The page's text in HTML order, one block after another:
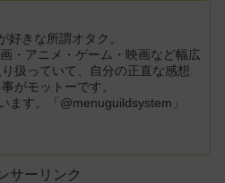
好きな所謂オタク。
・アニメ・ゲーム・映画など幅広
扱っていて、自分の正直な感想
がモットーです。
ます。「@menuguildsystem」
サーリンク